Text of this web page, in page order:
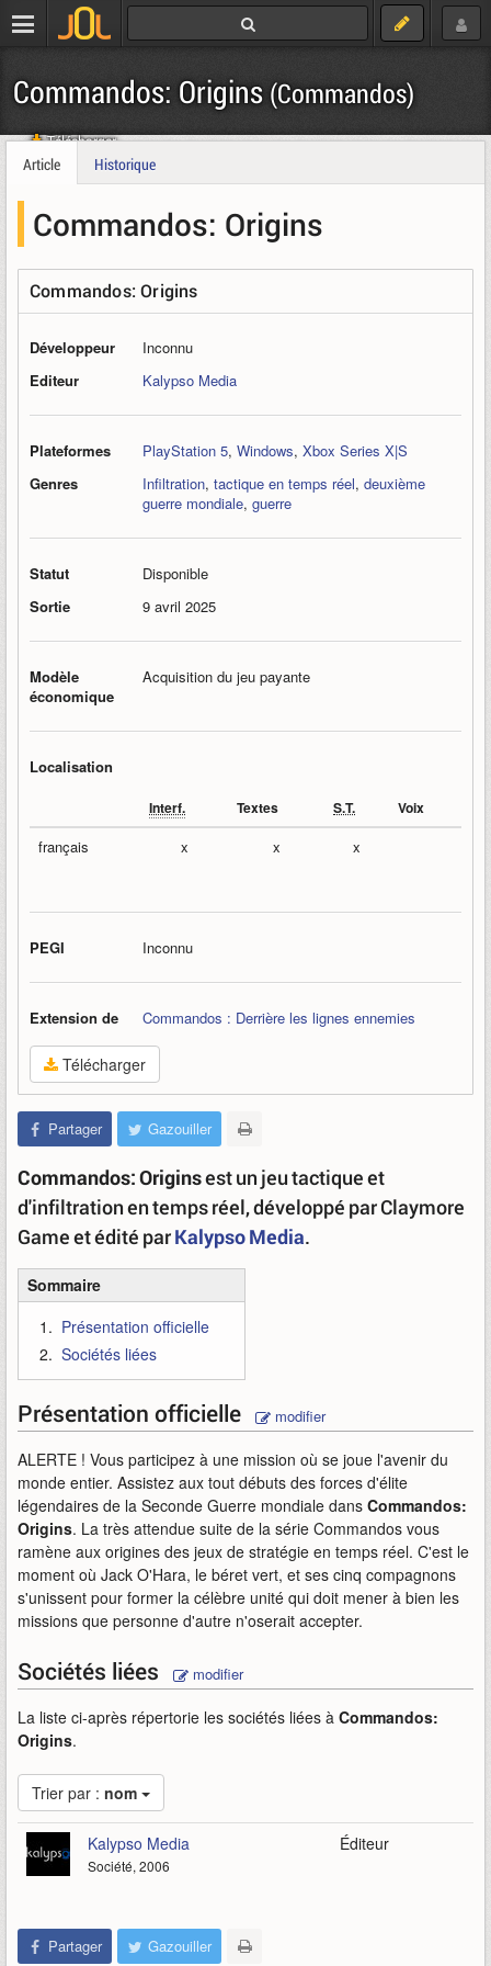
Commandos: Origins(Commandos)
Télécharger
Article
Historique
Commandos: Origins
Commandos: Origins
Développeur
Inconnu
Editeur
Kalypso Media
Plateformes PlayStation 5, Windows, Xbox Series X|S
Genres
Infiltration, tactique en temps réel, deuxième
guerre mondiale, guerre
Statut
Disponible
Sortie
9 avril 2025
Modèle
économique
Acquisition du jeu payante
Localisation
Interf. Textes S.T. Voix
français x x x
PEGI Inconnu
Extension de Commandos : Derrière les lignes ennemies
Télécharger
Partager Gazouiller
Commandos: Originsest un jeu tactique et
d'infiltration en temps réel, développé par Claymore
Game et édité parKalypso Media.
Sommaire
Présentation officielle
Sociétés liées
Présentation officielle modifier
ALERTE ! Vous participez à une mission où se joue l'avenir du
monde entier. Assistez aux tout débuts des forces d'élite
légendaires de la Seconde Guerre mondiale dans Commandos:
Origins. La très attendue suite de la série Commandos vous
ramène aux origines des jeux de stratégie en temps réel. C'est le
moment où Jack O'Hara, le béret vert, et ses cinq compagnons
s'unissent pour former la célèbre unité qui doit mener à bien les
missions que personne d'autre n'oserait accepter.
Sociétés liées modifier
La liste ci-après répertorie les sociétés liées à Commandos:
Origins.
Trier par : nom
Kalypso Media
Société, 2006
Éditeur
Partager Gazouiller